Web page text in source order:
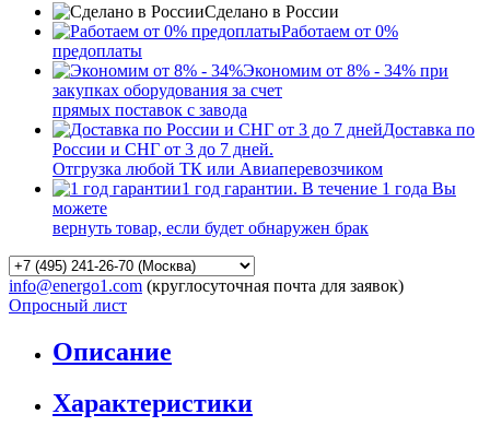
Сделано в России
Работаем от 0%
предоплаты
Экономим от 8% - 34% при
закупках оборудования за счет
прямых поставок с завода
Доставка по
России и СНГ от 3 до 7 дней.
Отгрузка любой ТК или Авиаперевозчиком
1 год гарантии. В течение 1 года Вы
можете
вернуть товар, если будет обнаружен брак
info@energo1.com (круглосуточная почта для заявок)
Опросный лист
Описание
Характеристики